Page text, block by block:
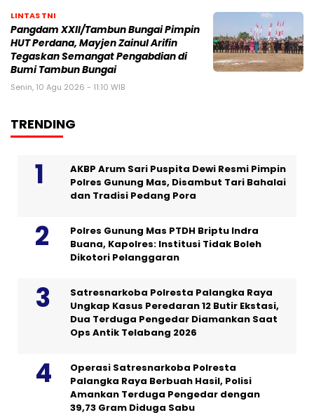
LINTAS TNI
Pangdam XXII/Tambun Bungai Pimpin
HUT Perdana, Mayjen Zainul Arifin
Tegaskan Semangat Pengabdian di
Bumi Tambun Bungai
Senin, 10 Agu 2026 - 11:10 WIB
TRENDING
AKBP Arum Sari Puspita Dewi Resmi Pimpin
Polres Gunung Mas, Disambut Tari Bahalai
dan Tradisi Pedang Pora
Polres Gunung Mas PTDH Briptu Indra
Buana, Kapolres: Institusi Tidak Boleh
Dikotori Pelanggaran
Satresnarkoba Polresta Palangka Raya
Ungkap Kasus Peredaran 12 Butir Ekstasi,
Dua Terduga Pengedar Diamankan Saat
Ops Antik Telabang 2026
Operasi Satresnarkoba Polresta
Palangka Raya Berbuah Hasil, Polisi
Amankan Terduga Pengedar dengan
39,73 Gram Diduga Sabu